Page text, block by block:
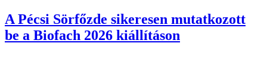
A Pécsi Sörfőzde sikeresen mutatkozott
be a Biofach 2026 kiállításon